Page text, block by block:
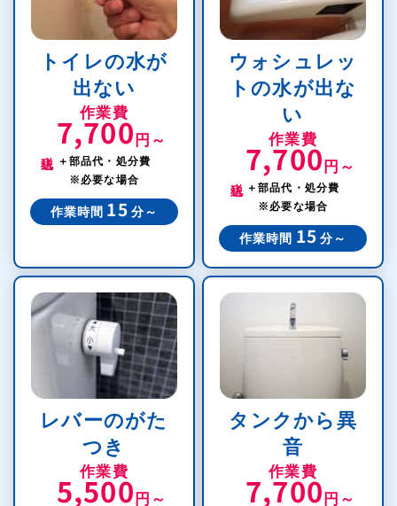
トイレの水が
出ない
作業費
7,700 円～
＋部品代・処分費
※必要な場合
作業時間 15 分～
ウォシュレッ
トの水が出な
い
作業費
7,700 円～
＋部品代・処分費
※必要な場合
作業時間 15 分～
レバーのがた
つき
作業費
5,500 円～
タンクから異
音
作業費
7,700 円～